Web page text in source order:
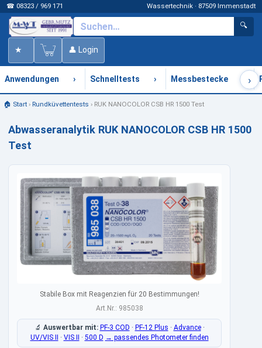
☎ 08323 / 969 171 Wassertechnik · 87509 Immenstadt
🔍
★ 👤 Login
Anwendungen › Schnelltests › Messbestecke ›
🏠 Start› Rundküvettentests › RUK NANOCOLOR CSB HR 1500 Test
Abwasseranalytik RUK NANOCOLOR CSB HR 1500
Test
Stabile Box mit Reagenzien für 20 Bestimmungen!
Art.Nr.: 985038
🔬 Auswertbar mit: PF-3 COD · PF-12 Plus · Advance·
UV/VIS II
· VIS II · 500 D → passendes Photometer finden